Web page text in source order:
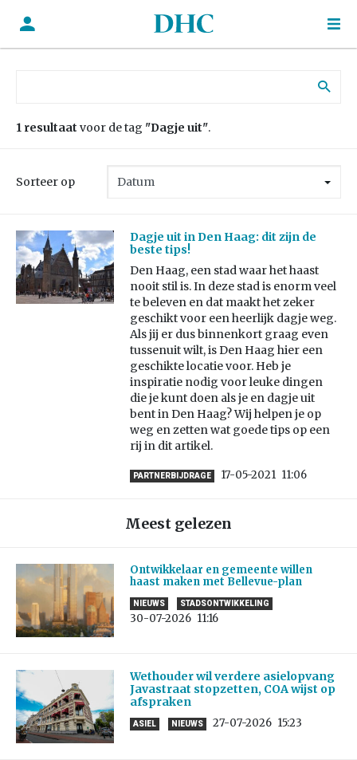
1 resultaat voor de tag "Dagje uit".
Sorteer op
Dagje uit in Den Haag: dit zijn de
beste tips!
Den Haag, een stad waar het haast
nooit stil is. In deze stad is enorm veel
te beleven en dat maakt het zeker
geschikt voor een heerlijk dagje weg.
Als jij er dus binnenkort graag even
tussenuit wilt, is Den Haag hier een
geschikte locatie voor. Heb je
inspiratie nodig voor leuke dingen
die je kunt doen als je en dagje uit
bent in Den Haag? Wij helpen je op
weg en zetten wat goede tips op een
rij in dit artikel.
PARTNERBIJDRAGE 17-05-2021 11:06
Meest gelezen
Ontwikkelaar en gemeente willen
haast maken met Bellevue-plan
NIEUWS STADSONTWIKKELING
30-07-2026 11:16
Wethouder wil verdere asielopvang
Javastraat stopzetten, COA wijst op
afspraken
ASIEL NIEUWS 27-07-2026 15:23